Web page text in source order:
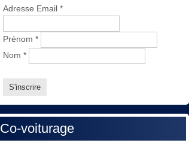
Adresse Email *
Prénom *
Nom *
Co-voiturage